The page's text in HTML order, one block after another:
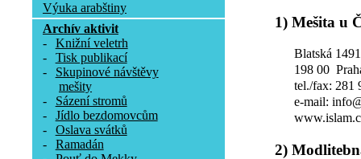
Výuka arabštiny
Archív aktivit
-
Knižní veletrh
-
Tisk publikací
-
Skupinové návštěvy
mešity
-
Sázení stromů
-
Jídlo bezdomovcům
-
Oslava svátků
-
Ramadán
1) Mešita u
Blatská 1491
198 00
tel./fax: 281
e-mail:
2)